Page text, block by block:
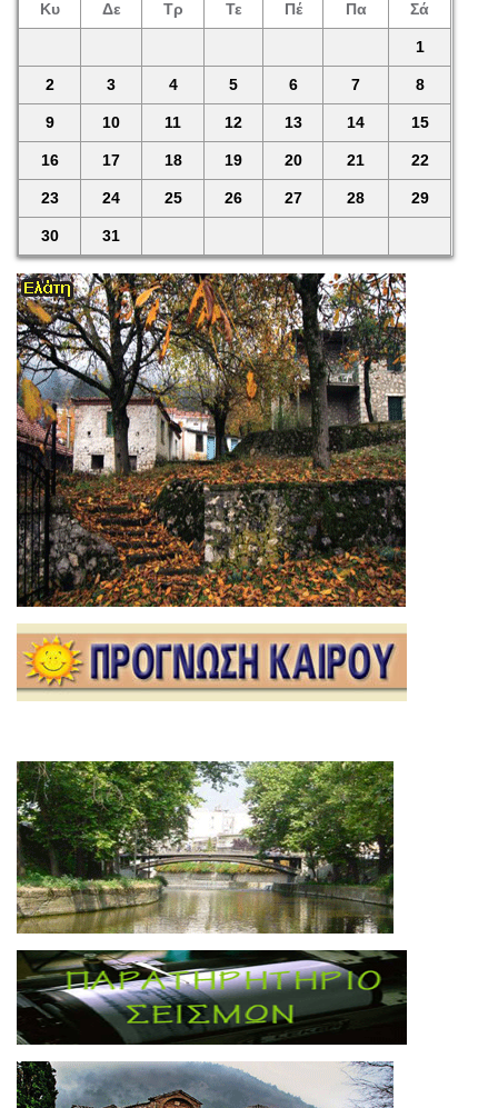
Κυ Δε Τρ Τε Πέ Πα Σά
1
2 3 4 5 6 7 8
9 10 11 12 13 14 15
16 17 18 19 20 21 22
23 24 25 26 27 28 29
30 31